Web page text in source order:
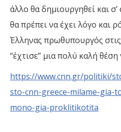
άλλο θα δημιουργηθεί και
θα πρέπει να έχει λόγο και
Έλληνας πρωθυπουργός
“έχτισε” μια πολύ καλή
https://www.cnn.gr/politiki/
sto-cnn-greece-milame-gia-
mono-gia-proklitikotita